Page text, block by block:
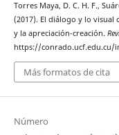
Torres Maya, D. C. H. F.,
(2017). El diálogo y lo
y la apreciación-creación.
https://
Más formatos de cita
Número